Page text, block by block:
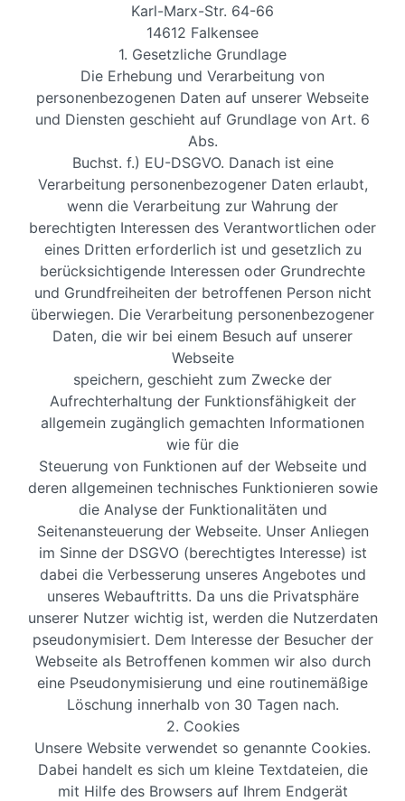
Karl-Marx-Str. 64-66
14612 Falkensee
1. Gesetzliche Grundlage
Die Erhebung und Verarbeitung von
personenbezogenen Daten auf unserer Webseite
und Diensten geschieht auf Grundlage von Art. 6
Abs.
Buchst. f.) EU-DSGVO. Danach ist eine
Verarbeitung personenbezogener Daten erlaubt,
wenn die Verarbeitung zur Wahrung der
berechtigten Interessen des Verantwortlichen oder
eines Dritten erforderlich ist und gesetzlich zu
berücksichtigende Interessen oder Grundrechte
und Grundfreiheiten der betroffenen Person nicht
überwiegen. Die Verarbeitung personenbezogener
Daten, die wir bei einem Besuch auf unserer
Webseite
speichern, geschieht zum Zwecke der
Aufrechterhaltung der Funktionsfähigkeit der
allgemein zugänglich gemachten Informationen
wie für die
Steuerung von Funktionen auf der Webseite und
deren allgemeinen technisches Funktionieren sowie
die Analyse der Funktionalitäten und
Seitenansteuerung der Webseite. Unser Anliegen
im Sinne der DSGVO (berechtigtes Interesse) ist
dabei die Verbesserung unseres Angebotes und
unseres Webauftritts. Da uns die Privatsphäre
unserer Nutzer wichtig ist, werden die Nutzerdaten
pseudonymisiert. Dem Interesse der Besucher der
Webseite als Betroffenen kommen wir also durch
eine Pseudonymisierung und eine routinemäßige
Löschung innerhalb von 30 Tagen nach.
2. Cookies
Unsere Website verwendet so genannte Cookies.
Dabei handelt es sich um kleine Textdateien, die
mit Hilfe des Browsers auf Ihrem Endgerät